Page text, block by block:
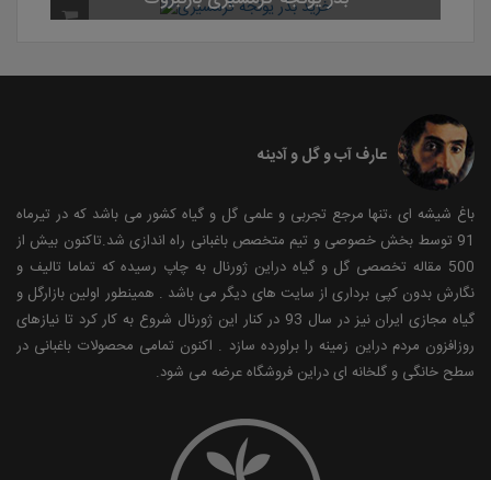
عارف آب و گل و آدینه
باغ شیشه ای ،تنها مرجع تجربی و علمی گل و گیاه کشور می باشد که در تیرماه
91 توسط بخش خصوصی و تیم متخصص باغبانی راه اندازی شد.تاکنون بیش از
500 مقاله تخصصی گل و گیاه دراین ژورنال به چاپ رسیده که تماما تالیف و
نگارش بدون کپی برداری از سایت های دیگر می باشد . همینطور اولین بازارگل و
گیاه مجازی ایران نیز در سال 93 در کنار این ژورنال شروع به کار کرد تا نیازهای
روزافزون مردم دراین زمینه را براورده سازد . اکنون تمامی محصولات باغبانی در
سطح خانگی و گلخانه ای دراین فروشگاه عرضه می شود.